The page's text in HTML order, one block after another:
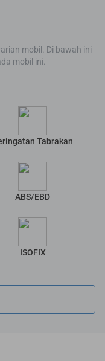
mobil. Di bawah ini
mobil ini.
Tabrakan
ABS/EBD
ISOFIX